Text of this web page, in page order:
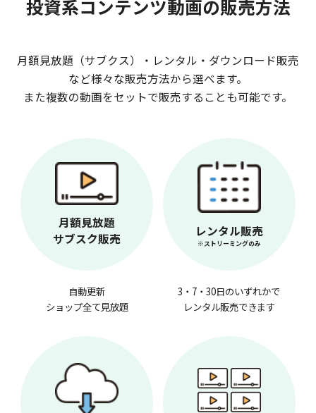
投資系コンテンツ動画の販売方法
月額見放題（サブクス）・レンタル・ダウンロード販売
など様々な販売方法から選べます。
また複数の動画をセットで販売することも可能です。
月額見放題
サブスク販売
自動更新
ショップ全て見放題
レンタル販売
※ストリーミングのみ
3・7・30日のいずれかで
レンタル販売できます